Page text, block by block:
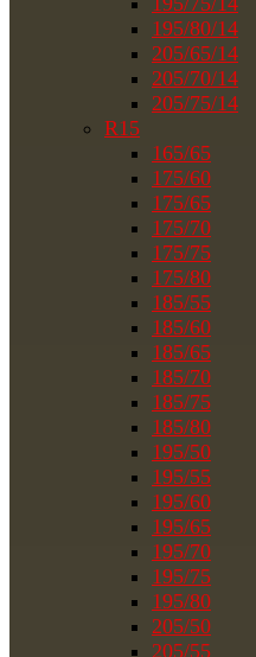
195/80/14
205/65/14
205/70/14
205/75/14
R15
165/65
175/60
175/65
175/70
175/75
175/80
185/55
185/60
185/65
185/70
185/75
185/80
195/50
195/55
195/60
195/65
195/70
195/75
195/80
205/50
205/55